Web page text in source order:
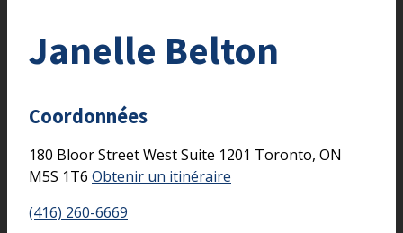
Janelle Belton
Coordonnées
180 Bloor Street WestSuite 1201 Toronto, ON
M5S 1T6 Obtenir un itinéraire
(416) 260-6669